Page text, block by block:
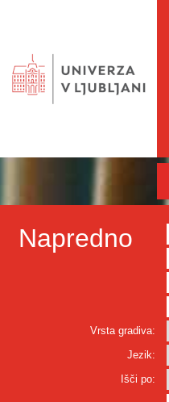
Napredno
Vrsta gradiva:
Jezik:
Išči po: